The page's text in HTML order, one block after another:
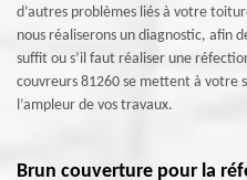
d’autres problèmes liés à votre
nous réaliserons un diagnostic, afin
suffit ou s’il faut réaliser une
couvreurs 81260 se mettent à votre
l’ampleur de vos travaux.
Brun couverture pour la